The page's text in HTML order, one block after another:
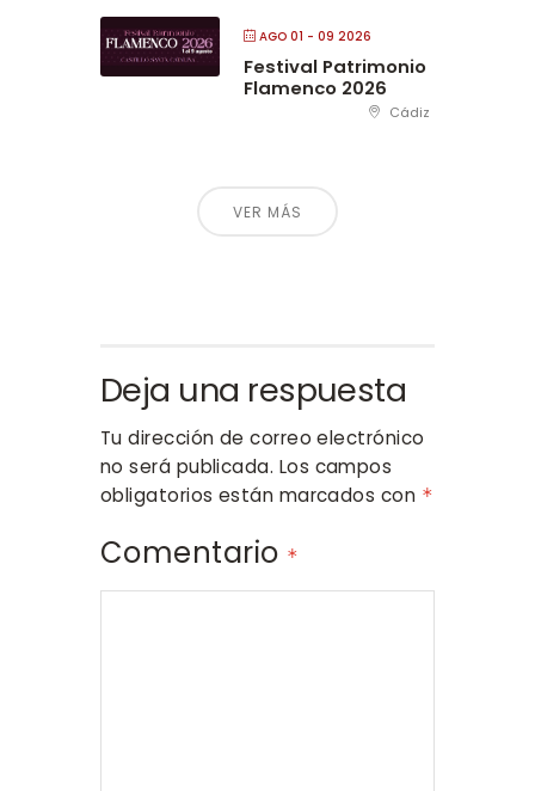
AGO 01 - 09 2026
Festival Patrimonio
Flamenco 2026
Cádiz
VER MÁS
Deja una respuesta
Tu dirección de correo electrónico
no será publicada. Los campos
obligatorios están marcados con *
Comentario *